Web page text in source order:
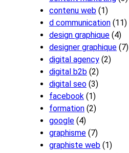
contenu web (1)
d communication (11)
design graphique (4)
designer graphique (7)
digital agency (2)
digital b2b (2)
digital seo (3)
facebook (1)
formation (2)
google (4)
graphisme (7)
graphiste web (1)